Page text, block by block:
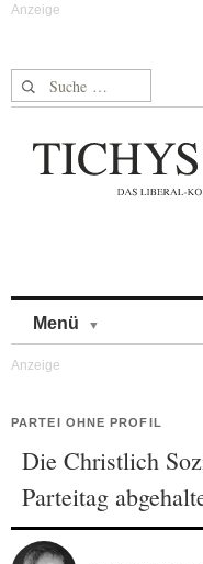
Suche nach:
Menü
PARTEI OHNE PROFIL
Die Christlich
Parteitag